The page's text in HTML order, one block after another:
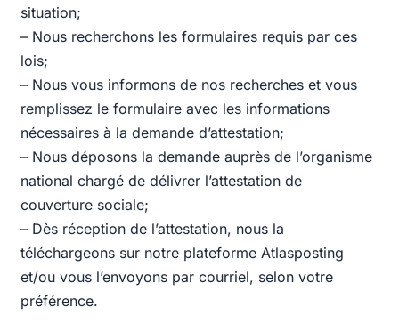
situation;
– Nous recherchons les formulaires requis par ces
lois;
– Nous vous informons de nos recherches et vous
remplissez le formulaire avec les informations
nécessaires à la demande d’attestation;
– Nous déposons la demande auprès de l’organisme
national chargé de délivrer l’attestation de
couverture sociale;
– Dès réception de l’attestation, nous la
téléchargeons sur notre plateforme Atlasposting
et/ou vous l’envoyons par courriel, selon votre
préférence.